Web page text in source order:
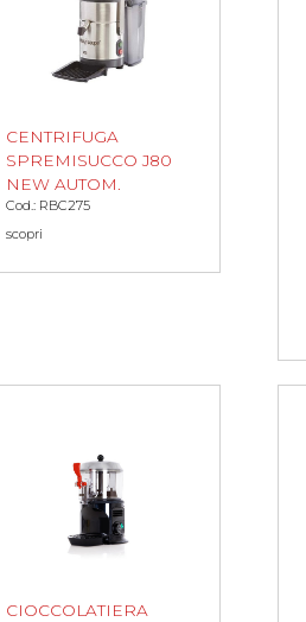
CENTRIFUGA
SPREMISUCCO J80
NEW AUTOM.
Cod.: RBC275
scopri
CIOCCOLATIERA